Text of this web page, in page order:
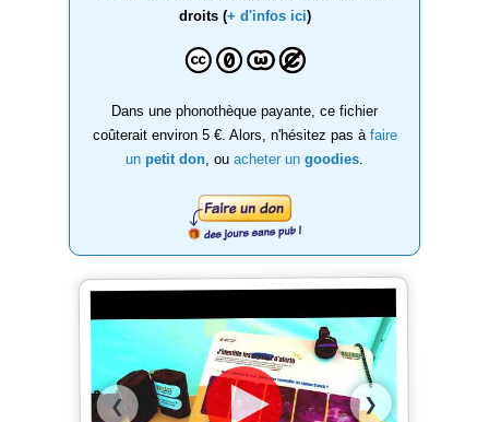
droits (+ d'infos ici)
Dans une phonothèque payante, ce fichier
coûterait environ 5 €. Alors, n'hésitez pas à faire
un petit don , ou acheter un goodies
❮ ❯